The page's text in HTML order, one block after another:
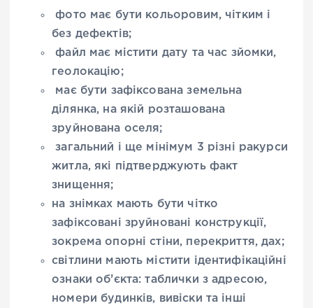
фото має бути кольоровим, чітким і
без дефектів;
файл має містити дату та час зйомки,
геолокацію;
має бути зафіксована земельна
ділянка, на якій розташована
зруйнована оселя;
загальний і ще мінімум 3 різні ракурси
житла, які підтверджують факт
знищення;
на знімках мають бути чітко
зафіксовані зруйновані конструкції,
зокрема опорні стіни, перекриття, дах;
світлини мають містити ідентифікаційні
ознаки об’єкта: таблички з адресою,
номери будинків, вивіски та інші